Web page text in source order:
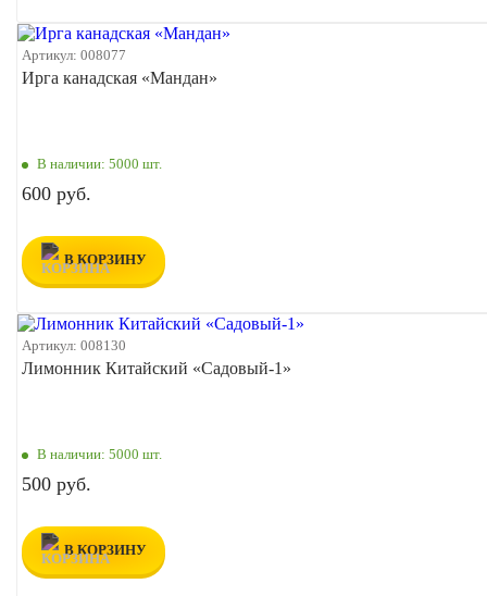
Артикул: 008077
Ирга канадская «Мандан»
В наличии: 5000 шт.
600 руб.
В КОРЗИНУ
Артикул: 008130
Лимонник Китайский «Садовый-1»
В наличии: 5000 шт.
500 руб.
В КОРЗИНУ